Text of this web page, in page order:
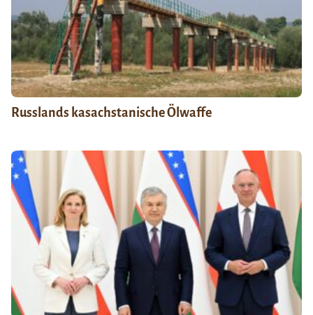
Russlands kasachstanische Ölwaffe